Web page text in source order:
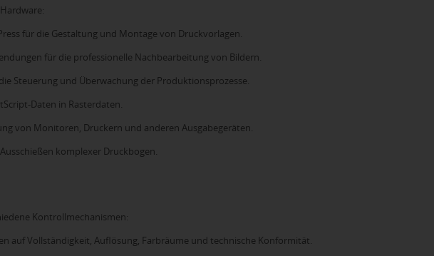
für die Gestaltung und Montage von Druckvorlagen.
für die professionelle Nachbearbeitung von Bildern.
Steuerung und Überwachung der Produktionsprozesse.
Daten in Rasterdaten.
von Monitoren, Druckern und anderen Ausgabegeräten.
komplexer Druckbogen.
Kontrollmechanismen:
auf Vollständigkeit, Auflösung, Farbräume und technische Konformität.